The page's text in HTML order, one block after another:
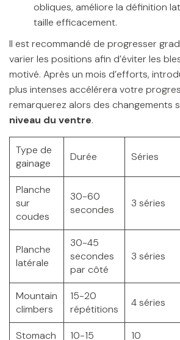
obliques, améliore la définition
taille efficacement.
Il est recommandé de progresser
varier les positions afin d’éviter les
motivé. Après un mois d’efforts,
plus intenses accélérera votre
remarquerez alors des changements
niveau du ventre.
Type de
gainage
Durée Séries
Planche
sur
coudes
30-60
secondes
3 séries
Planche
latérale
30-45
secondes
par côté
3 séries
Mountain
climbers
15-20
répétitions
4 séries
Stomach
10-15
10